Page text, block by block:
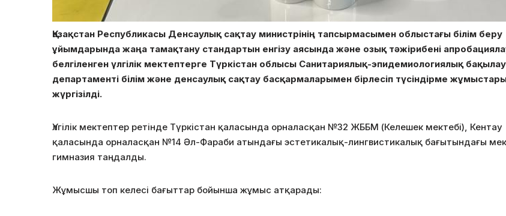
Қазақстан Республикасы Денсаулық сақтау министрінің тапсырмасымен облыстағы білім беру
ұйымдарында жаңа тамақтану стандартын енгізу аясында және озық тәжірибені
белгіленген үлгілік мектептерге Түркістан облысы Санитариялық-эпидемиологиялық бақылау
департаменті білім және денсаулық сақтау басқармаларымен бірлесіп түсіндірме
жүргізілді.
Үлгілік мектептер ретінде Түркістан қаласында орналасқан №32 ЖББМ (Келешек мектебі), Кентау
қаласында орналасқан №14 Әл-Фараби атындағы эстетикалық-лингвистикалық бағытындағы
гимназия таңдалды.
Жұмысшы топ келесі бағыттар бойынша жұмыс атқарады: